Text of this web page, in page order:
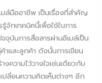
มล์มืออาชีพ เป็นเรื่องที่สำคัญ
จักเทคนิคนี้เพื่อใช้ในการ
จุบันการสื่อสารผ่านอีเมล์เป็น
และลูกค้า ดังนั้นการเขียน
ความไว้วางใจเช่นเดียวกับ
ปลี่ยนความคิดเห็นต่างๆ อีก